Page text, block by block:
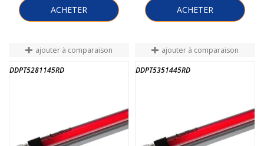
ACHETER ACHETER
ajouter à comparaison
DDPT5281145RD
ajouter à comparaison
DDPT5351445RD